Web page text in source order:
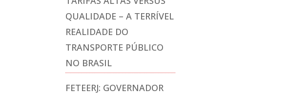
QUALIDADE – A TERRÍVEL
REALIDADE DO
TRANSPORTE PÚBLICO
NO BRASIL
FETEERJ: GOVERNADOR